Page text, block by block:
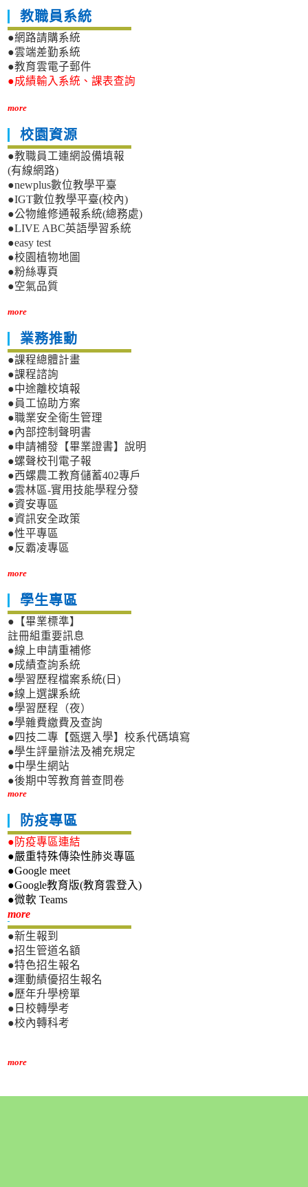
教職員系統
●網路請購系統
●雲端差勤系統
●教育雲電子郵件
●成績輸入系統、課表查詢
more
校園資源
●教職員工連網設備填報
(有線網路)
●newplus數位教學平臺
●IGT數位教學平臺(校內)
●公物維修通報系統(總務處)
●LIVE ABC英語學習系統
●easy test
●校園植物地圖
●粉絲專頁
●空氣品質
more
業務推動
●課程總體計畫
●課程諮詢
●中途離校填報
●員工協助方案
●職業安全衛生管理
●內部控制聲明書
●申請補發【畢業證書】說明
●螺聲校刊電子報
●西螺農工教育儲蓄402專戶
●雲林區-實用技能學程分發
●資安專區
●資訊安全政策
●性平專區
●反霸凌專區
more
學生專區
●【畢業標準】
註冊組重要訊息
●線上申請重補修
●成績查詢系統
●學習歷程檔案系統(日)
●線上選課系統
●學習歷程（夜）
●學雜費繳費及查詢
●四技二專【甄選入學】校系代碼填寫
●學生評量辦法及補充規定
●中學生網站
●後期中等教育普查問卷
more
防疫專區
●防疫專區連結
●嚴重特殊傳染性肺炎專區
●Google meet
●Google教育版(教育雲登入)
●微軟 Teams
more新生專區
●新生報到
●招生管道名額
●特色招生報名
●運動績優招生報名
●歷年升學榜單
●日校轉學考
●校內轉科考
more